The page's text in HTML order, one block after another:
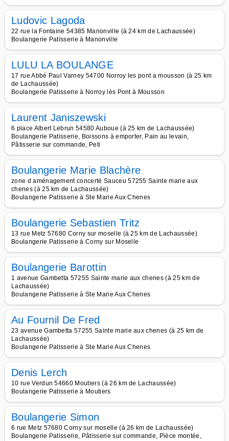
Ludovic Lagoda
22 rue la Fontaine 54385 Manonville (à 24 km de Lachaussée)
Boulangerie Patisserie à Manonville
LULU LA BOULANGE
17 rue Abbé Paul Varney 54700 Norroy les pont a mousson (à 25 km
de Lachaussée)
Boulangerie Patisserie à Norroy lès Pont à Mousson
Laurent Janiszewski
6 place Albert Lebrun 54580 Auboue (à 25 km de Lachaussée)
Boulangerie Patisserie, Boissons à emporter, Pain au levain,
Pâtisserie sur commande, Peti
Boulangerie Marie Blachère
zone d aménagement concerté Sauceu 57255 Sainte marie aux
chenes (à 25 km de Lachaussée)
Boulangerie Patisserie à Ste Marie Aux Chenes
Boulangerie Sebastien Tritz
13 rue Metz 57680 Corny sur moselle (à 25 km de Lachaussée)
Boulangerie Patisserie à Corny sur Moselle
Boulangerie Barottin
1 avenue Gambetta 57255 Sainte marie aux chenes (à 25 km de
Lachaussée)
Boulangerie Patisserie à Ste Marie Aux Chenes
Au Fournil De Fred
23 avenue Gambetta 57255 Sainte marie aux chenes (à 25 km de
Lachaussée)
Boulangerie Patisserie à Ste Marie Aux Chenes
Denis Lerch
10 rue Verdun 54660 Moutiers (à 26 km de Lachaussée)
Boulangerie Patisserie à Moutiers
Boulangerie Simon
6 rue Metz 57680 Corny sur moselle (à 26 km de Lachaussée)
Boulangerie Patisserie, Pâtisserie sur commande, Pièce montée,